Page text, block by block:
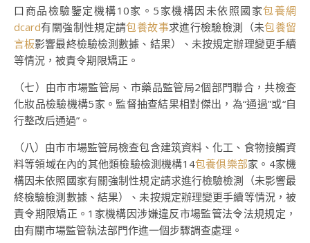
口商品檢驗鑒定機構10家。5家機構因未依照國家包養網
dcard有關強制性規定請包養故事求進行檢驗檢測（未包養留
言板影響最終檢驗檢測數據、結果）、未按規定辦理變更手續
等情況，被責令期限矯正。
（七）由市市場監管局、市藥品監管局2個部門聯合，共檢查
化妝品檢驗機構5家。監督抽查結果相對傑出，為“通過”或“自
行整改后通過”。
（八）由市市場監管局檢查包含建筑資料、化工、食物接觸資
料等領域在內的其他類檢驗檢測機構14包養俱樂部家。4家機
構因未依照國家有關強制性規定請求進行檢驗檢測（未影響最
終檢驗檢測數據、結果）、未按規定辦理變更手續等情況，被
責令期限矯正。1家機構因涉嫌違反市場監管法令法規規定，
由有關市場監管執法部門作進一個步驟調查處理。